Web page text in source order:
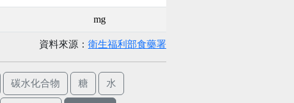
mg
資料來源： 衛生福利部食藥署
碳水化合物 糖 水